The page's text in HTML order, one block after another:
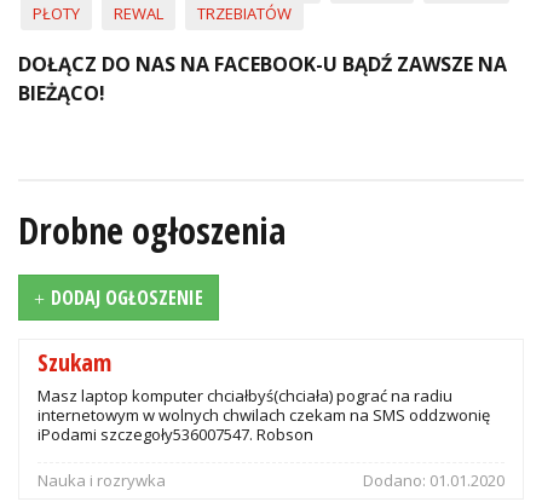
PŁOTY
REWAL TRZEBIATÓW
DOŁĄCZ DO NAS NA FACEBOOK-U BĄDŹ ZAWSZE NA
BIEŻĄCO!
Drobne ogłoszenia
DODAJ OGŁOSZENIE
Szukam
Masz laptop komputer chciałbyś(chciała) pograć na radiu
internetowym w wolnych chwilach czekam na SMS oddzwonię
iPodami szczegoły536007547. Robson
Nauka i rozrywka Dodano: 01.01.2020